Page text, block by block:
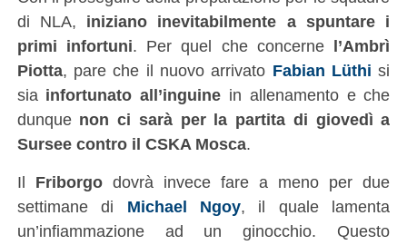
di NLA, iniziano inevitabilmente a spuntare i
primi infortuni. Per quel che concerne l’Ambrì
Piotta, pare che il nuovo arrivato Fabian Lüthi si
sia infortunato all’inguine in allenamento e che
dunque non ci sarà per la partita di giovedì a
Sursee contro il CSKA Mosca.
Il Friborgodovrà invece fare a meno per due
settimane di Michael Ngoy, il quale lamenta
un’infiammazione ad un ginocchio. Questo